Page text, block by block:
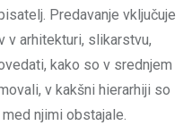
Predavanje vključuje
v arhitekturi, slikarstvu,
kako so v srednjem
v kakšni hierarhiji so
njimi obstajale.